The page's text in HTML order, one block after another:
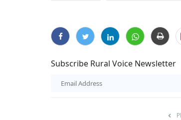
Subscribe Rural Voice Newsletter
युवा...